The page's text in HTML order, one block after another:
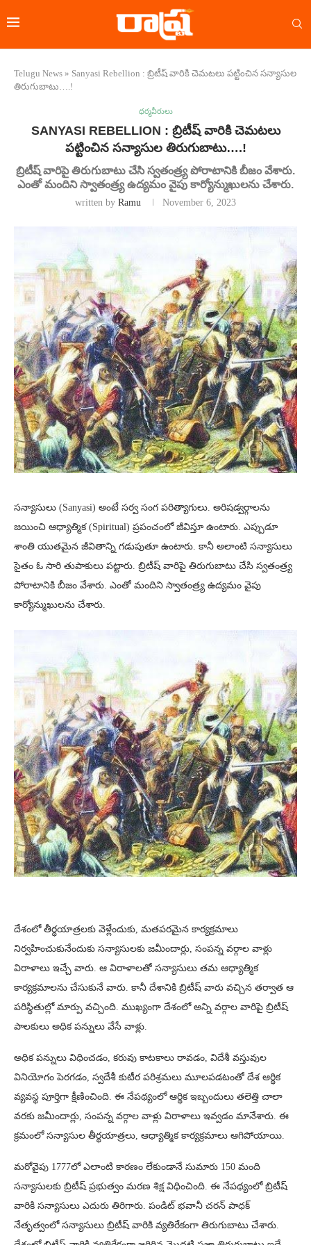
Telugu News » Sanyasi Rebellion : బ్రిటీష్‌ వారికి చెమటలు పట్టించిన సన్యాసుల
తిరుగుబాటు….!
ధర్మవీరులు
SANYASI REBELLION : బ్రిటీష్‌ వారికి చెమటలు
పట్టించిన సన్యాసుల తిరుగుబాటు….!
బ్రిటీష్ వారిపై తిరుగుబాటు చేసి స్వతంత్ర్య పోరాటానికి బీజం వేశారు.
ఎంతో మందిని స్వాతంత్ర్య ఉద్యమం వైపు కార్యోన్ముఖులను చేశారు.
written by Ramu November 6, 2023
సన్యాసులు (Sanyasi) అంటే సర్వ సంగ పరిత్యాగులు. అరిషడ్వర్గాలను
జయించి ఆధ్యాత్మిక (Spiritual) ప్రపంచంలో జీవిస్తూ ఉంటారు. ఎప్పుడూ
శాంతి యుతమైన జీవితాన్ని గడుపుతూ ఉంటారు. కానీ అలాంటి సన్యాసులు
సైతం ఓ సారి తుపాకులు పట్టారు. బ్రిటీష్ వారిపై తిరుగుబాటు చేసి స్వతంత్ర్య
పోరాటానికి బీజం వేశారు. ఎంతో మందిని స్వాతంత్ర్య ఉద్యమం వైపు
కార్యోన్ముఖులను చేశారు.
దేశంలో తీర్థయాత్రలకు వెళ్లేందుకు, మతపరమైన కార్యక్రమాలు
నిర్వహించుకునేందుకు సన్యాసులకు జమీందార్లు, సంపన్న వర్గాల వాళ్లు
విరాళాలు ఇచ్చే వారు. ఆ విరాళాలతో సన్యాసులు తమ ఆధ్యాత్మిక
కార్యక్రమాలను చేసుకునే వారు. కానీ దేశానికి బ్రిటీష్ వారు వచ్చిన తర్వాత ఆ
పరిస్థితుల్లో మార్పు వచ్చింది. ముఖ్యంగా దేశంలో అన్ని వర్గాల వారిపై బ్రిటీష్
పాలకులు అధిక పన్నులు వేసే వాళ్లు.
అధిక పన్నులు విధించడం, కరువు కాటకాలు రావడం, విదేశీ వస్తువుల
వినియోగం పెరగడం, స్వదేశీ కుటీర పరిశ్రమలు మూలపడటంతో దేశ ఆర్థిక
వ్యవస్థ పూర్తిగా క్షీణించింది. ఈ నేపథ్యంలో ఆర్థిక ఇబ్బందులు తలెత్తి చాలా
వరకు జమీందార్లు, సంపన్న వర్గాల వాళ్లు విరాళాలు ఇవ్వడం మానేశారు. ఈ
క్రమంలో సన్యాసుల తీర్థయాత్రలు, ఆధ్యాత్మిక కార్యక్రమాలు ఆగిపోయాయి.
మరోవైపు 1777లో ఎలాంటి కారణం లేకుండానే సుమారు 150 మంది
సన్యాసులకు బ్రిటీష్ ప్రభుత్వం మరణ శిక్ష విధించింది. ఈ నేపథ్యంలో బ్రిటీష్
వారికి సన్యాసులు ఎదురు తిరిగారు. పండిట్ భవానీ చరన్ పాధక్
నేతృత్వంలో సన్యాసులు బ్రిటీష్ వారికి వ్యతిరేకంగా తిరుగుబాటు చేశారు.